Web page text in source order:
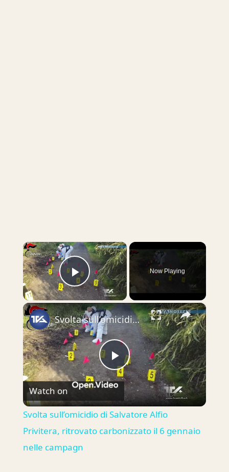
×
Play Video
Now Playing
×
Play
Video
Svolta sull’omicidio di Salvatore Alfio Privitera, ritrovato carbonizzato il 6 gennaio nelle campagn
Watch on
Svolta sull’omicidio di Salvatore Alfio
Privitera, ritrovato carbonizzato il 6 gennaio
nelle campagn